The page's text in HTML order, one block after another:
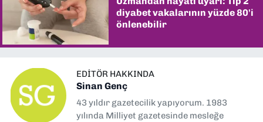
diyabet vakalarının yüzde 80'i
önlenebilir
EDITÖR HAKKINDA
Sinan Genç
43 yıldır gazetecilik yapıyorum. 1983
yılında Milliyet gazetesinde mesleğe